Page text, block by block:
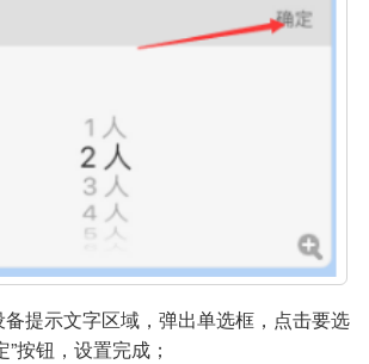
提示文字区域，弹出单选框，点击要选
按钮，设置完成；